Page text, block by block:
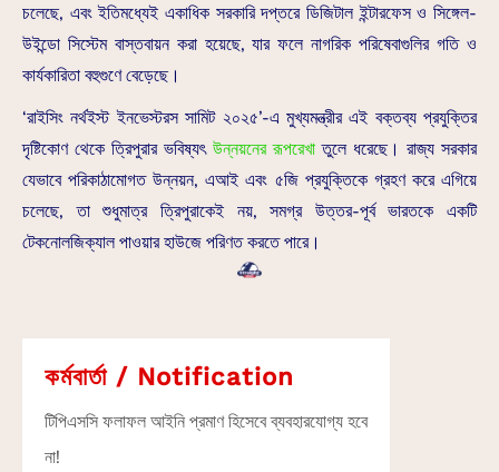
চলেছে, এবং ইতিমধ্যেই একাধিক সরকারি দপ্তরে ডিজিটাল ইন্টারফেস ও সিঙ্গেল-
উইন্ডো সিস্টেম বাস্তবায়ন করা হয়েছে, যার ফলে নাগরিক পরিষেবাগুলির গতি ও
কার্যকারিতা বহুগুণে বেড়েছে।
‘রাইসিং নর্থইস্ট ইনভেস্টরস সামিট ২০২৫’-এ মুখ্যমন্ত্রীর এই বক্তব্য প্রযুক্তির
দৃষ্টিকোণ থেকে ত্রিপুরার ভবিষ্যৎ উন্নয়নের রূপরেখা তুলে ধরেছে। রাজ্য সরকার
যেভাবে পরিকাঠামোগত উন্নয়ন, এআই এবং ৫জি প্রযুক্তিকে গ্রহণ করে এগিয়ে
চলেছে, তা শুধুমাত্র ত্রিপুরাকেই নয়, সমগ্র উত্তর-পূর্ব ভারতকে একটি
টেকনোলজিক্যাল পাওয়ার হাউজে পরিণত করতে পারে।
কর্মবার্তা / Notification
টিপিএসসি ফলাফল আইনি প্রমাণ হিসেবে ব্যবহারযোগ্য হবে
না!